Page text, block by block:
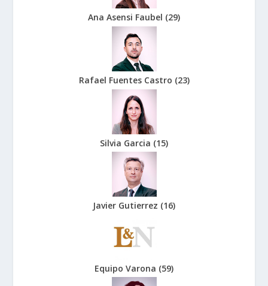
Ana Asensi Faubel (29)
Rafael Fuentes Castro (23)
Silvia Garcia (15)
Javier Gutierrez (16)
Equipo Varona (59)